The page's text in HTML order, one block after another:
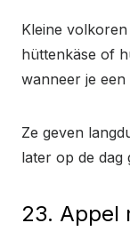
Kleine
hüttenkäse of
wanneer je
Ze geven
later op de dag
23. Appel